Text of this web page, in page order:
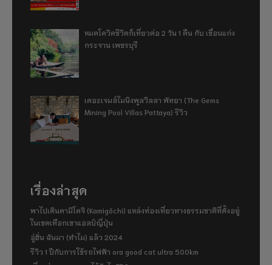
หมดโควิดชีวิตก็เที่ยวต่อ 2 วัน 1 คืน กับ เขื่อนแก่ง
กระจาน เพชรบุรี
เดอะเจมส์ไมนิงพูลวิลลา พัทยา (The Gems
Mining Pool Villas Pattaya) รีวิว
เรื่องล่าสุด
พาไปเดินคามิโคจิ (Kamigōchi) แหล่งท่องเที่ยวทางธรรมชาติที่ตั้งอยู่
ในเขตเทือกเขาแอลป์ญี่ปุ่น
อู่ฮั่น ฉันมา (ทำไม) แล้ว 2024
รีวิว 1 ปีกับการใช้รถไฟฟ้า ora good cat ultra 500km